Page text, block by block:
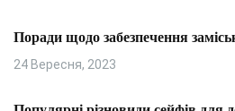
Поради щодо забезпечення
24 Вересня, 2023